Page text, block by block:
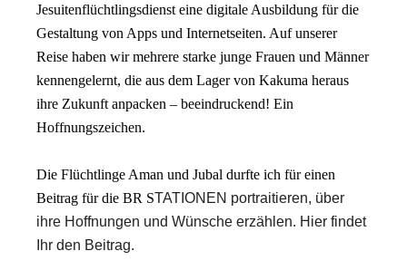
Jesuitenflüchtlingsdienst eine digitale Ausbildung für die
Gestaltung von Apps und Internetseiten. Auf unserer
Reise haben wir mehrere starke junge Frauen und Männer
kennengelernt, die aus dem Lager von Kakuma heraus
ihre Zukunft anpacken – beeindruckend! Ein
Hoffnungszeichen.
Die Flüchtlinge Aman und Jubal durfte ich für einen
Beitrag für die BR STATIONEN portraitieren, über
ihre Hoffnungen und Wünsche erzählen. Hier findet
Ihr den Beitrag.